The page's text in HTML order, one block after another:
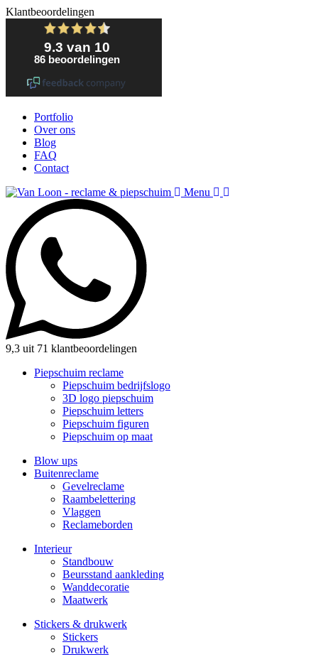
Klantbeoordelingen
Portfolio
Over ons
Blog
FAQ
Contact
Menu
9,3 uit 71 klantbeoordelingen
Piepschuim reclame
Piepschuim bedrijfslogo
3D logo piepschuim
Piepschuim letters
Piepschuim figuren
Piepschuim op maat
Blow ups
Buitenreclame
Gevelreclame
Raambelettering
Vlaggen
Reclameborden
Interieur
Standbouw
Beursstand aankleding
Wanddecoratie
Maatwerk
Stickers & drukwerk
Stickers
Drukwerk